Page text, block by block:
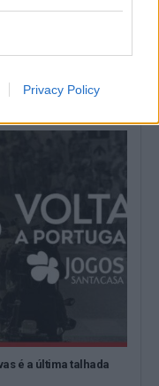
Privacy Policy
recebe Quénia,
é a última talhada